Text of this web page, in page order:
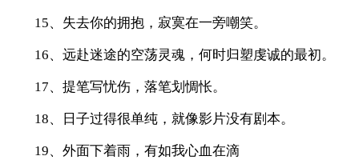
15、失去你的拥抱，寂寞在一旁嘲笑。
16、远赴迷途的空荡灵魂，何时归塑虔诚的最初。
17、提笔写忧伤，落笔划惆怅。
18、日子过得很单纯，就像影片没有剧本。
19、外面下着雨，有如我心血在滴